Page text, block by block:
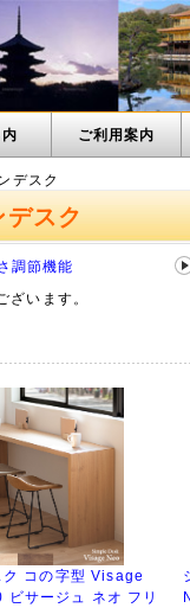
ご利用案内
デスク
デスク
調節機能
ざいます。
ク コの字型 Visage
サージュ ネオ フリ